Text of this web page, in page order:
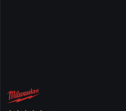
NAZWA
PRODUCENTA:
MILWAUKEE